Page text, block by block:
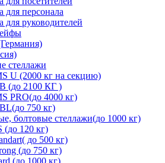
для персонала
для руководителей
стеллажи
U (2000 кг на секцию)
(до 2100 КГ )
PRO(до 4000 кг)
750 кг)
болтовые стеллажи(до 1000 кг)
(до 120 кг)
до 500 кг)
(до 750 кг)
(до 1000 кг)